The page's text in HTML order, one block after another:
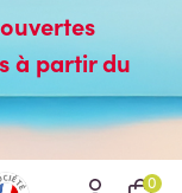
à partir du
0